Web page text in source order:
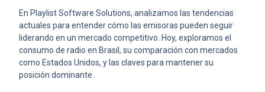
En Playlist Software Solutions, analizamos las tendencias
actuales para entender cómo las emisoras pueden seguir
liderando en un mercado competitivo. Hoy, exploramos el
consumo de radio en Brasil, su comparación con mercados
como Estados Unidos, y las claves para mantener su
posición dominante.